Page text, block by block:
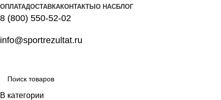
ОПЛАТАДОСТАВКАКОНТАКТЫ О НАСБЛОГ
8 (800) 550-52-02
info@sportrezultat.ru
В категории